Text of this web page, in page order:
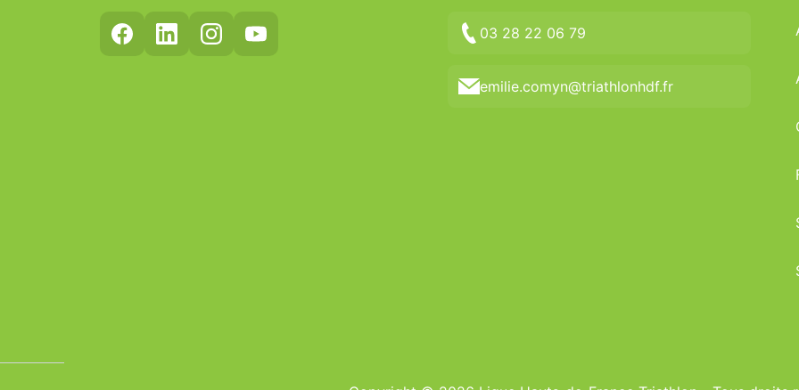
03 28 22 06 79
emilie.comyn@triathlonhdf.fr